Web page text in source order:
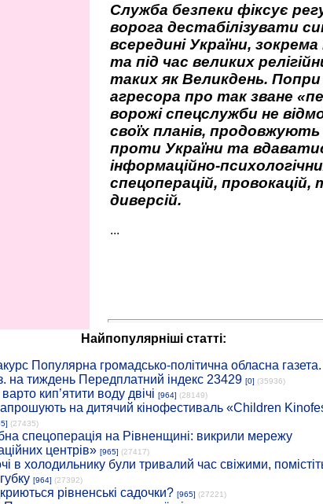
Служба безпеки фіксує
ворога дестабілізувати
всередині України,
та під час великих
таких як Великдень. Попри
агресора про так зване
ворожі спецслужби не
своїх планів,
проти України та
інформаційно-
спецоперацій, провокацій,
диверсій.
...
Найпопулярніші статті:
Популярна громадсько-політична обласна
на тиждень Передплатний індекс 23429 [0] (35936)
кип’ятити воду двічі [964] (28149)
на дитячий кінофестиваль «Children
(27435)
спецоперація на Рівненщині: викрили мережу
центрів» [965] (27417)
в холодильнику були тривалий час свіжими,
[964] (27392)
рівненські садочки? [965] (27221)